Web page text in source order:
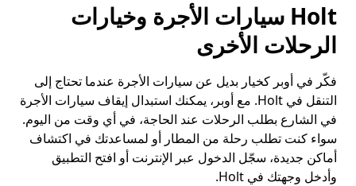
Holt سيارات الأجرة وخيارات
الرحلات الأخرى
فكّر في أوبر كخيار بديل عن سيارات الأجرة عندما تحتاج إلى
التنقل في Holt. مع أوبر، يمكنك استبدال إيقاف سيارات الأجرة
في الشارع بطلب الرحلات عند الحاجة، في أي وقت من اليوم.
سواء كنت تطلب رحلة من المطار أو لمساعدتك في اكتشاف
أماكن جديدة، سجّل الدخول عبر الإنترنت أو افتح التطبيق
وأدخل وجهتك في Holt.